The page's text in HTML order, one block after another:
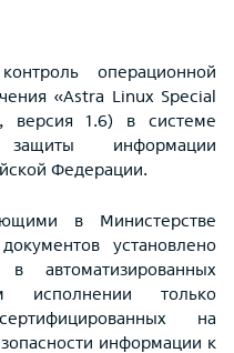
операционной
«Astra Linux Special
версия 1.6) в системе
информации
Федерации.
в Министерстве
установлено
автоматизированных
исполнении только
на
информации к